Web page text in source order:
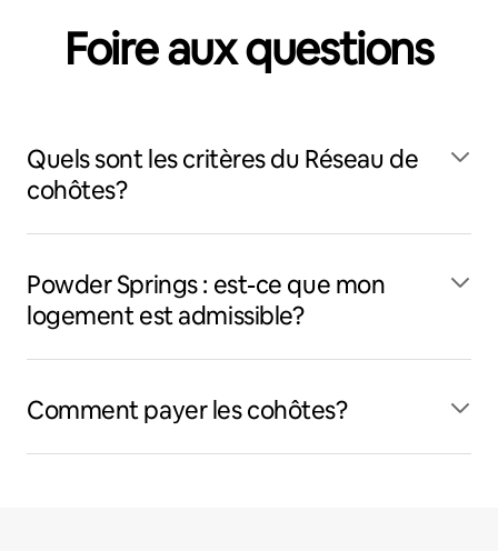
Foire aux questions
Quels sont les critères du Réseau de
cohôtes?
Powder Springs : est-ce que mon
logement est admissible?
Comment payer les cohôtes?